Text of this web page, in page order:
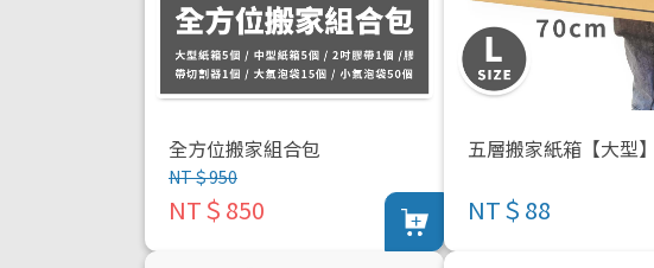
全方位搬家組合包
NT＄950
NT＄850
五層搬家紙箱【大型】
NT＄88